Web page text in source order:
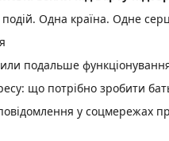
подій. Одна країна. Одне
подальше
що потрібно зробити
у соцмережах